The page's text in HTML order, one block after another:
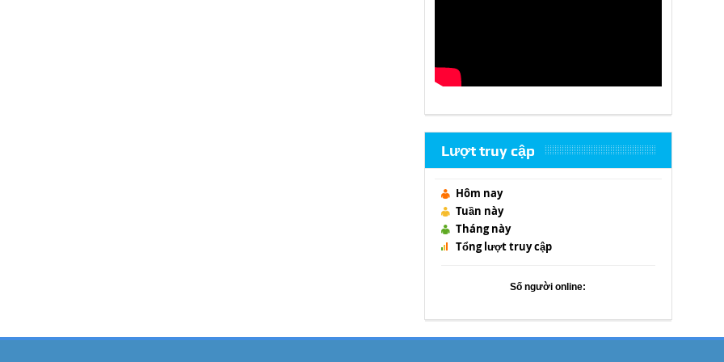
Hôm nay
Tuần này
Tháng này
Tổng lượt truy cập
Số người online: